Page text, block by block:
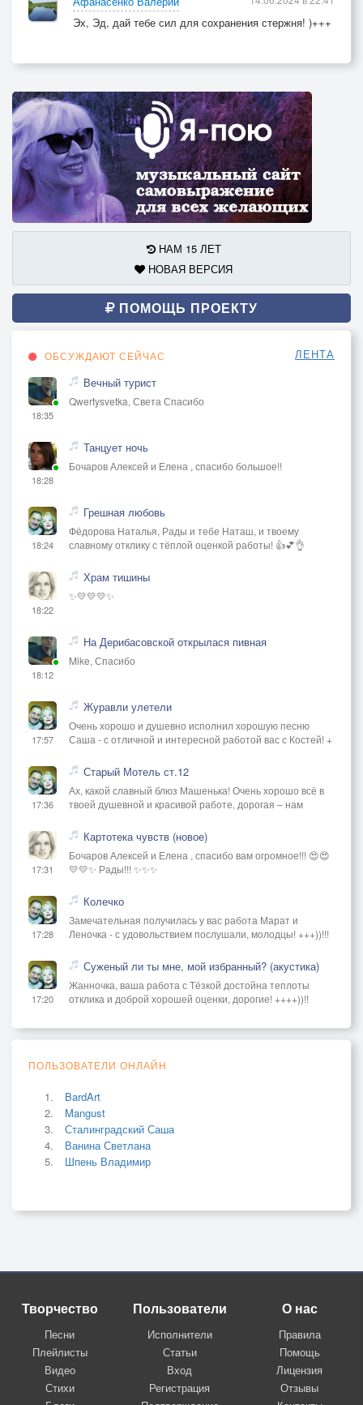
Эх, Эд, дай тебе сил для сохранения стержня! )+++
НАМ 15 ЛЕТ
НОВАЯ ВЕРСИЯ
ПОМОЩЬ ПРОЕКТУ
ОБСУЖДАЮТ СЕЙЧАС ЛЕНТА
18:35
Вечный турист
Qwertysvetka, Света Спасибо
18:28
Танцует ночь
Бочаров Алексей и Елена , спасибо большое!!
18:24
Грешная любовь
Фёдорова Наталья, Рады и тебе Наташ, и твоему
славному отклику с тёплой оценкой работы! 👍💕👌
18:22
Храм тишины
✨💛💛💛✨
18:12
На Дерибасовской открылася пивная
Mike, Спасибо
17:57
Журавли улетели
Очень хорошо и душевно исполнил хорошую песню
Саша - с отличной и интересной работой вас с Костей! +
17:36
Старый Мотель ст.12
Ах, какой славный блюз Машенька! Очень хорошо всё в
твоей душевной и красивой работе, дорогая – нам
17:31
Картотека чувств (новое)
Бочаров Алексей и Елена , спасибо вам огромное!!! 😍😍
💛💛✨ Рады!!! ✨✨✨
17:28
Колечко
Замечательная получилась у вас работа Марат и
Леночка - с удовольствием послушали, молодцы! +++))!!!
17:20
Суженый ли ты мне, мой избранный? (акустика)
Жанночка, ваша работа с Тёзкой достойна теплоты
отклика и доброй хорошей оценки, дорогие! ++++))!!
ПОЛЬЗОВАТЕЛИ ОНЛАЙН
BardArt
Mangust
Сталинградский Саша
Ванина Светлана
Шпень Владимир
Творчество
Песни
Плейлисты
Видео
Стихи
Пользователи
Исполнители
Статьи
Вход
Регистрация
О нас
Правила
Помощь
Лицензия
Отзывы